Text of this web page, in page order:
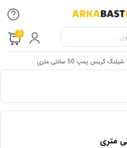
0
/شیلنگ گریس پمپ 50 سانتی متری